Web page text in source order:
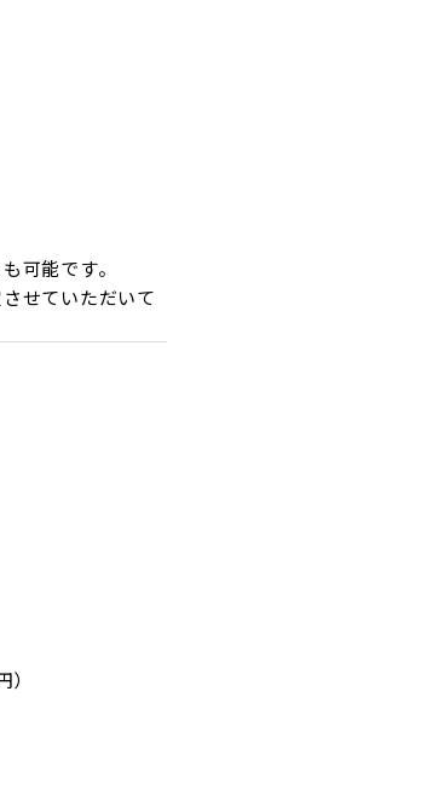
可能です。
せていただいて